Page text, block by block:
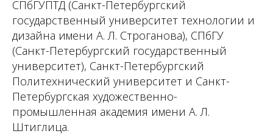
СПбГУПТД (Санкт-Петербургский
государственный университет технологии и
дизайна имени А. Л. Строганова), СПбГУ
(Санкт-Петербургский государственный
университет), Санкт-Петербургский
Политехнический университет и Санкт-
Петербургская художественно-
промышленная академия имени А. Л.
Штиглица.